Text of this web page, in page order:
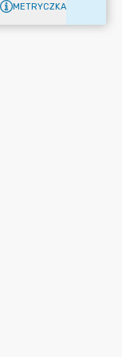
METRYCZKA